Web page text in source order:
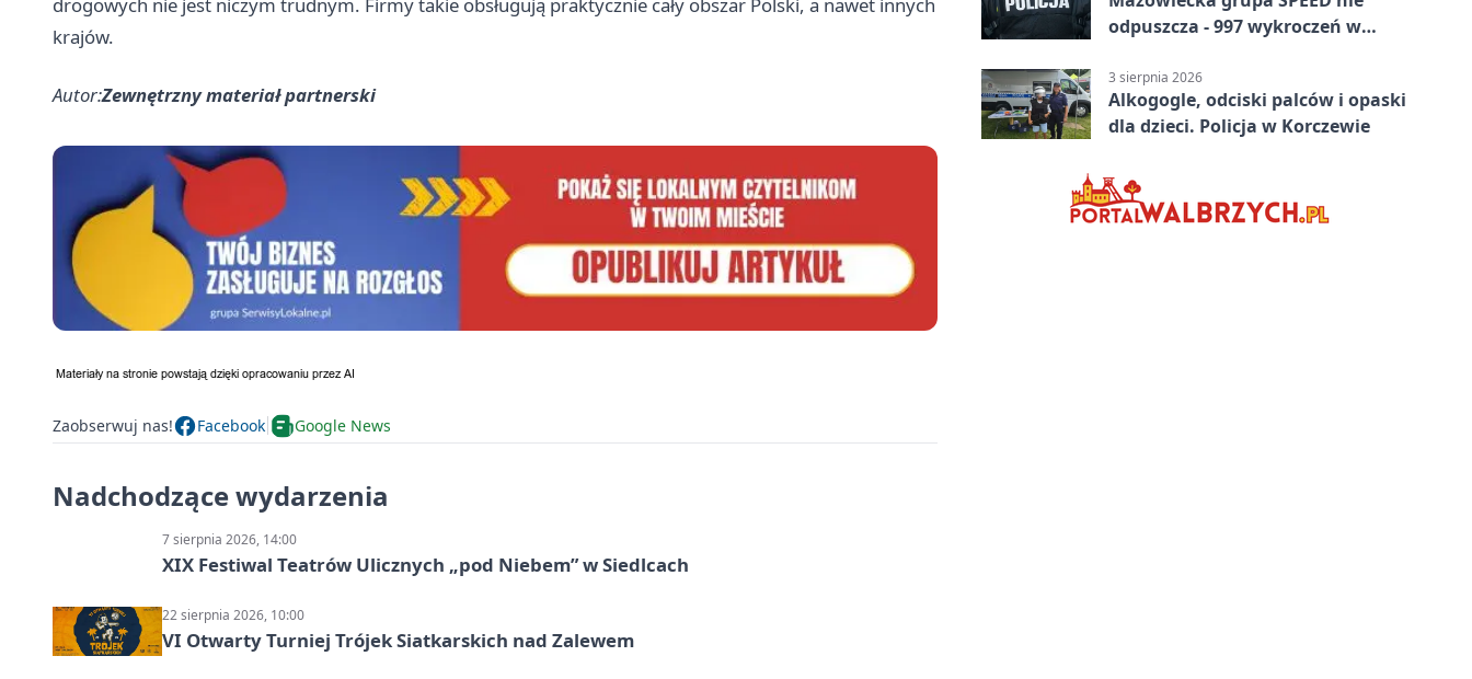
drogowych nie jest niczym trudnym. Firmy takie obsługują praktycznie cały obszar Polski, a nawet innych
krajów.
Autor:Zewnętrzny materiał partnerski
Zaobserwuj nas! Facebook Google News
Nadchodzące wydarzenia
7 sierpnia 2026, 14:00
XIX Festiwal Teatrów Ulicznych „pod Niebem” w Siedlcach
22 sierpnia 2026, 10:00
VI Otwarty Turniej Trójek Siatkarskich nad Zalewem
odpuszcza - 997 wykroczeń w
3 sierpnia 2026
Alkogogle, odciski palców i opaski
dla dzieci. Policja w Korczewie